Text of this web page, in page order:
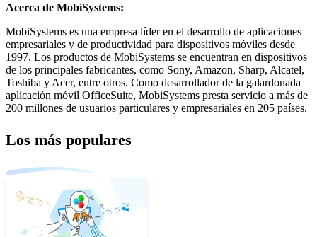
Acerca de MobiSystems:
MobiSystems es una empresa líder en el desarrollo de aplicaciones
empresariales y de productividad para dispositivos móviles desde
1997. Los productos de MobiSystems se encuentran en dispositivos
de los principales fabricantes, como Sony, Amazon, Sharp, Alcatel,
Toshiba y Acer, entre otros. Como desarrollador de la galardonada
aplicación móvil OfficeSuite, MobiSystems presta servicio a más de
200 millones de usuarios particulares y empresariales en 205 países.
Los más populares